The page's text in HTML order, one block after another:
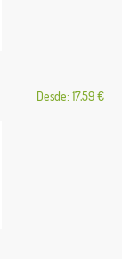
Desde: 17,59 €